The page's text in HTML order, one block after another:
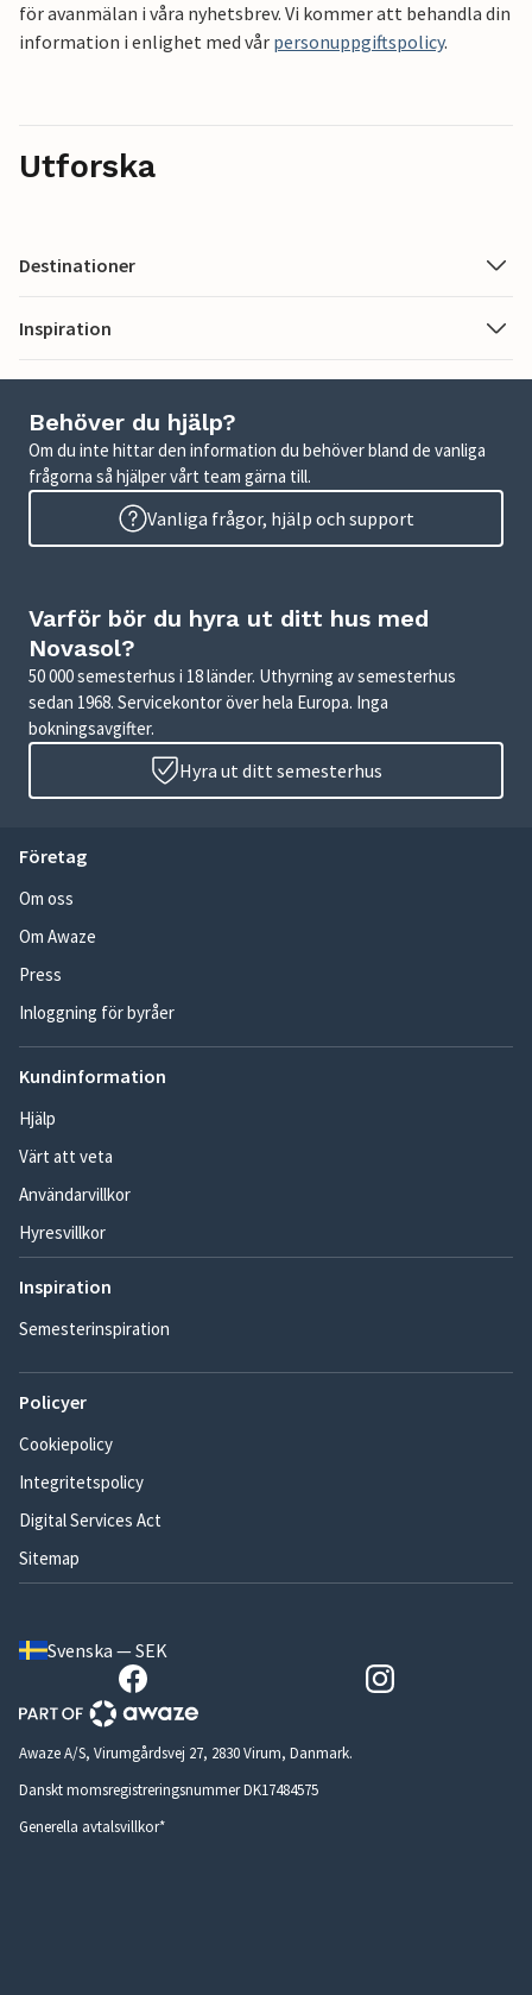
för avanmälan i våra nyhetsbrev. Vi kommer att behandla din
information i enlighet med vår personuppgiftspolicy.
Utforska
Destinationer
Inspiration
Behöver du hjälp?
Om du inte hittar den information du behöver bland de vanliga
frågorna så hjälper vårt team gärna till.
Vanliga frågor, hjälp och support
Varför bör du hyra ut ditt hus med
Novasol?
50 000 semesterhus i 18 länder. Uthyrning av semesterhus
sedan 1968. Servicekontor över hela Europa. Inga
bokningsavgifter.
Hyra ut ditt semesterhus
Företag
Om oss
Om Awaze
Press
Inloggning för byråer
Kundinformation
Hjälp
Värt att veta
Användarvillkor
Hyresvillkor
Inspiration
Semesterinspiration
Policyer
Cookiepolicy
Integritetspolicy
Digital Services Act
Sitemap
Svenska — SEK
Awaze A/S, Virumgårdsvej 27, 2830 Virum, Danmark.
Danskt momsregistreringsnummer DK17484575
Generella avtalsvillkor*